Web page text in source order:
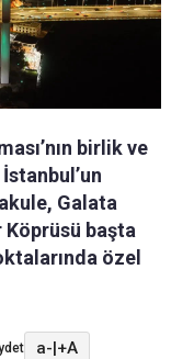
birlik ve
Galata
başta
özel
a-|+A